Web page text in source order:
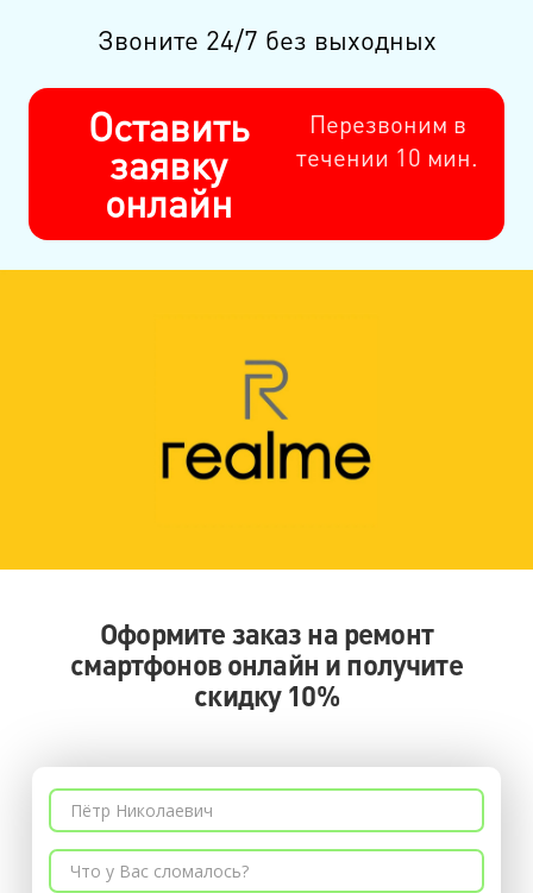
Звоните 24/7 без выходных
Оставить
заявку
онлайн
Перезвоним в
течении 10 мин.
Оформите заказ на ремонт
смартфонов онлайн и получите
скидку 10%